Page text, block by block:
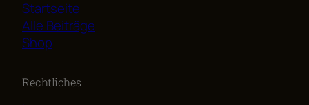
Startseite
Alle Beiträge
Shop
Rechtliches